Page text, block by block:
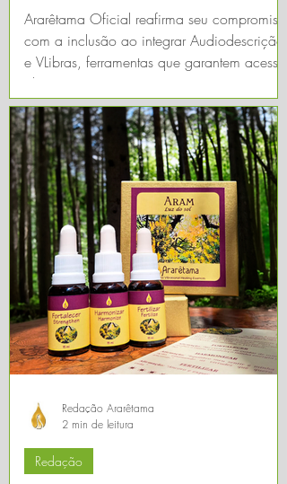
Ararêtama Oficial reafirma seu compromisso
com a inclusão ao integrar Audiodescrição
e VLibras, ferramentas que garantem acesso
pleno ao ...
Redação
Redação Ararêtama
2 min de leitura